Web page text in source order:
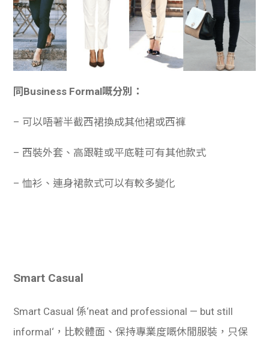
同Business Formal嘅分別：
– 可以唔著半截西裙換成其他裙或西褲
– 西裝外套、高跟鞋或平底鞋可有其他款式
– 恤衫、連身裙款式可以有較多變化
Smart Casual
Smart Casual 係‘neat and professional — but still
informal‘，比較體面、保持專業度嘅休閒服裝，只保